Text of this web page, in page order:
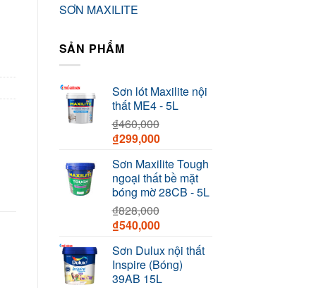
SƠN MAXILITE
SẢN PHẨM
Sơn lót Maxilite nội
thất ME4 - 5L
₫460,000
Original
was:
₫460,000.
₫299,000Current
is:
₫299,000.
Sơn Maxilite Tough
ngoại thất bề mặt
bóng mờ 28CB - 5L
₫828,000
Original
was:
₫828,000.
₫540,000Current
is:
₫540,000.
Sơn Dulux nội thất
Inspire (Bóng)
39AB 15L